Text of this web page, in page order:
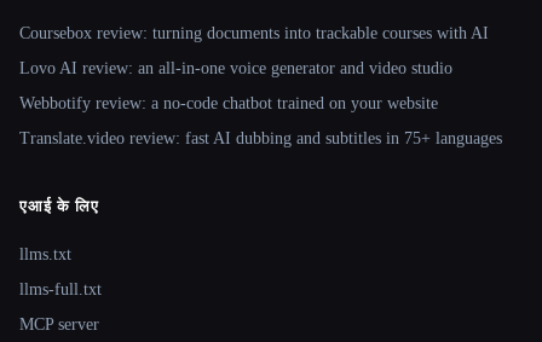
Coursebox review: turning documents into trackable courses with AI
Lovo AI review: an all-in-one voice generator and video studio
Webbotify review: a no-code chatbot trained on your website
Translate.video review: fast AI dubbing and subtitles in 75+ languages
एआई के लिए
llms.txt
llms-full.txt
MCP server